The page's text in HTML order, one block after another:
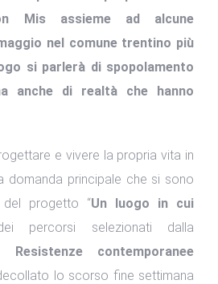
Mis assieme ad alcune
nel comune trentino più
si parlerà di spopolamento
anche di realtà che hanno
e vivere la propria vita in
domanda principale che si sono
progetto “Un luogo in cui
percorsi selezionati dalla
contemporanee
lo scorso fine settimana